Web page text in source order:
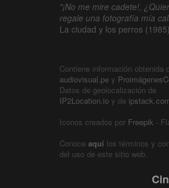
"¡No me mire cadete!,
regale una fotografía mía
La ciudad y los perros
Contiene información obtenida
audiovisual.pe y
Datos de geolocalización de
IP2Location.io y de
Iconos creados por Freepik -
Conoce aquí los términos y
del uso de este sitio web.